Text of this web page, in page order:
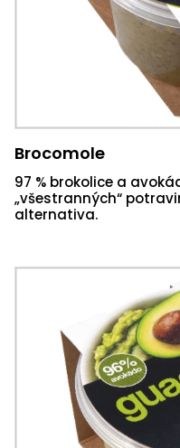
Brocomole
97 % brokolice a
„všestranných“
alternativa.